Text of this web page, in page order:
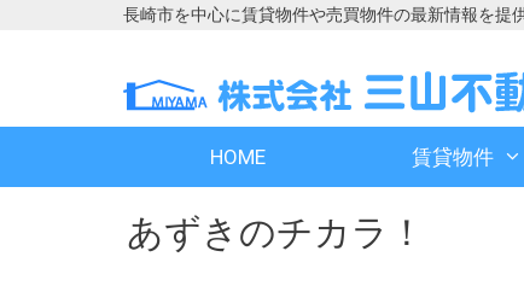
長崎市を中心に賃貸物件や売買物件の最新情報を提
ン
へ
ン
へ
HOME 賃貸物件
あずきのチカラ！